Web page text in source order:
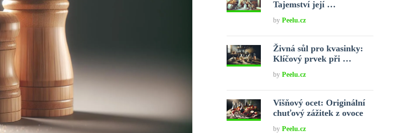
Tajemství její …
byPeelu.cz
Živná sůl pro kvasinky:
Klíčový prvek při …
byPeelu.cz
Višňový ocet: Originální
chuťový zážitek z ovoce
byPeelu.cz